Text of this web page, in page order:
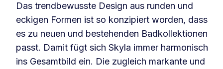
Das trendbewusste Design aus runden und
eckigen Formen ist so konzipiert worden, dass
es zu neuen und bestehenden Badkollektionen
passt. Damit fügt sich Skyla immer harmonisch
ins Gesamtbild ein. Die zugleich markante und